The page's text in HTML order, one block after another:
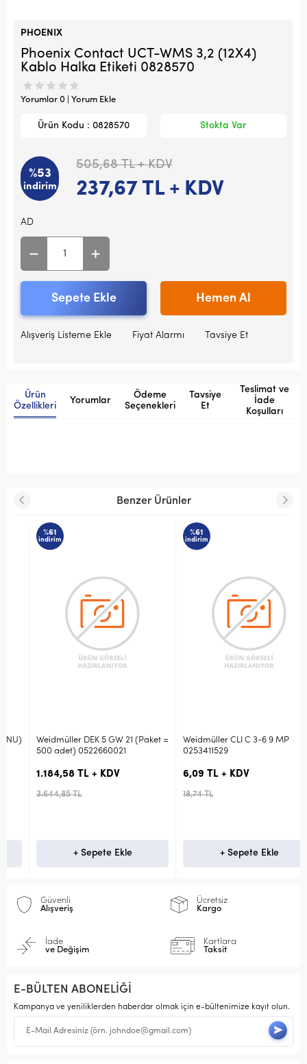
PHOENIX
Phoenix Contact UCT-WMS 3,2 (12X4)
Kablo Halka Etiketi 0828570
Yorumlar 0 | Yorum Ekle
Ürün Kodu : 0828570 Stokta Var
%53
indirim
505,68TL + KDV
237,67 TL + KDV
AD
Sepete Ekle Hemen Al
Alışveriş Listeme Ekle Fiyat Alarmı Tavsiye Et
Ürün
Özellikleri
Yorumlar
Ödeme
Seçenekleri
Tavsiye
Et
Teslimat ve
İade
Koşulları
Benzer Ürünler
indirim
Weidmüller DEK 5 GW 21 (Paket =
500 adet) 0522660021
1.184,58 TL + KDV
3.644,85 TL
+ Sepete Ekle
indirim
Weidmüller CLI C 3-6 9 MP
0253411529
6,09 TL + KDV
18,74 TL
+ Sepete Ekle
Güvenli
Alışveriş
Ücretsiz
Kargo
İade
ve Değişim
Kartlara
Taksit
E-BÜLTEN ABONELİĞİ
Kampanya ve yeniliklerden haberdar olmak için e-bültenimize kayıt olun.